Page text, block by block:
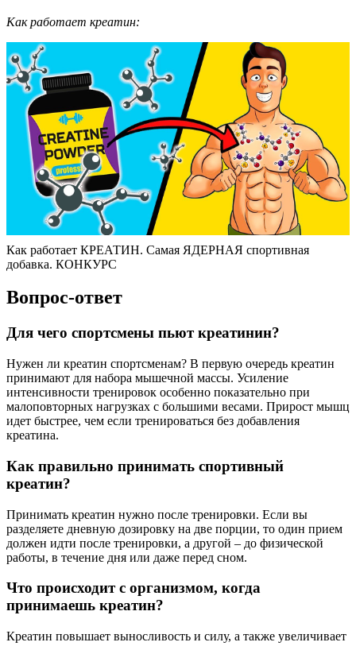
Как работает креатин:
Как работает КРЕАТИН. Самая ЯДЕРНАЯ спортивная
добавка. КОНКУРС
Вопрос-ответ
Для чего спортсмены пьют креатинин?
Нужен ли креатин спортсменам? В первую очередь креатин
принимают для набора мышечной массы. Усиление
интенсивности тренировок особенно показательно при
малоповторных нагрузках с большими весами. Прирост мышц
идет быстрее, чем если тренироваться без добавления
креатина.
Как правильно принимать спортивный
креатин?
Принимать креатин нужно после тренировки. Если вы
разделяете дневную дозировку на две порции, то один прием
должен идти после тренировки, а другой – до физической
работы, в течение дня или даже перед сном.
Что происходит с организмом, когда
принимаешь креатин?
Креатин повышает выносливость и силу, а также увеличивает